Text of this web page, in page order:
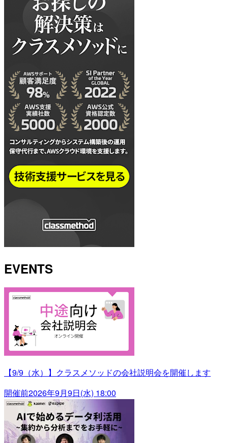
EVENTS
【9/9（水）】クラスメソッドの会社説明会を開催します
開催前2026年9月9日(水) 18:00